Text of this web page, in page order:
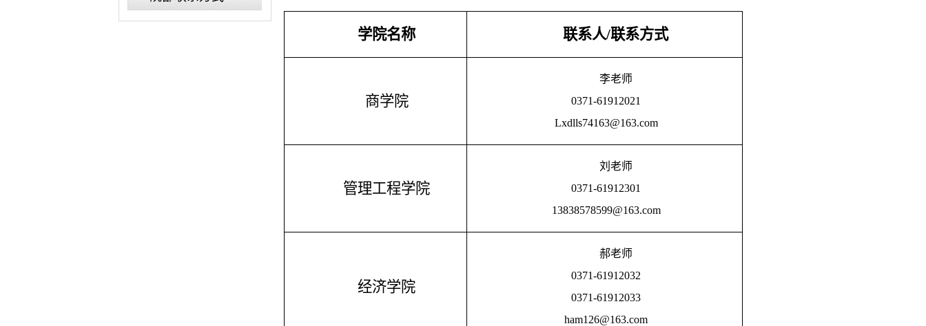
学院名称 联系人/联系方式
商学院
李老师
0371-61912021
Lxdlls74163@163.com
管理工程学院
刘老师
0371-61912301
13838578599@163.com
经济学院
郝老师
0371-61912032
0371-61912033
ham126@163.com